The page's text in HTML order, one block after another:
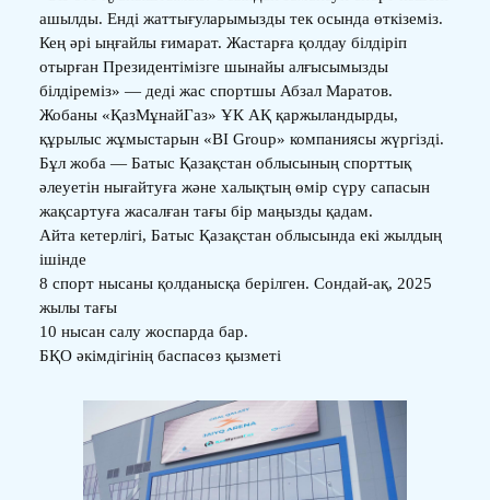
ашылды. Енді жаттығуларымызды тек осында өткіземіз.
Кең әрі ыңғайлы ғимарат. Жастарға қолдау білдіріп
отырған Президентімізге шынайы алғысымызды
білдіреміз» — деді жас спортшы Абзал Маратов.
Жобаны «ҚазМұнайГаз» ҰК АҚ қаржыландырды,
құрылыс жұмыстарын «BI Group» компаниясы жүргізді.
Бұл жоба — Батыс Қазақстан облысының спорттық
әлеуетін нығайтуға және халықтың өмір сүру сапасын
жақсартуға жасалған тағы бір маңызды қадам.
Айта кетерлігі, Батыс Қазақстан облысында екі жылдың
ішінде
8 спорт нысаны қолданысқа берілген. Сондай-ақ, 2025
жылы тағы
10 нысан салу жоспарда бар.
БҚО әкімдігінің баспасөз қызметі